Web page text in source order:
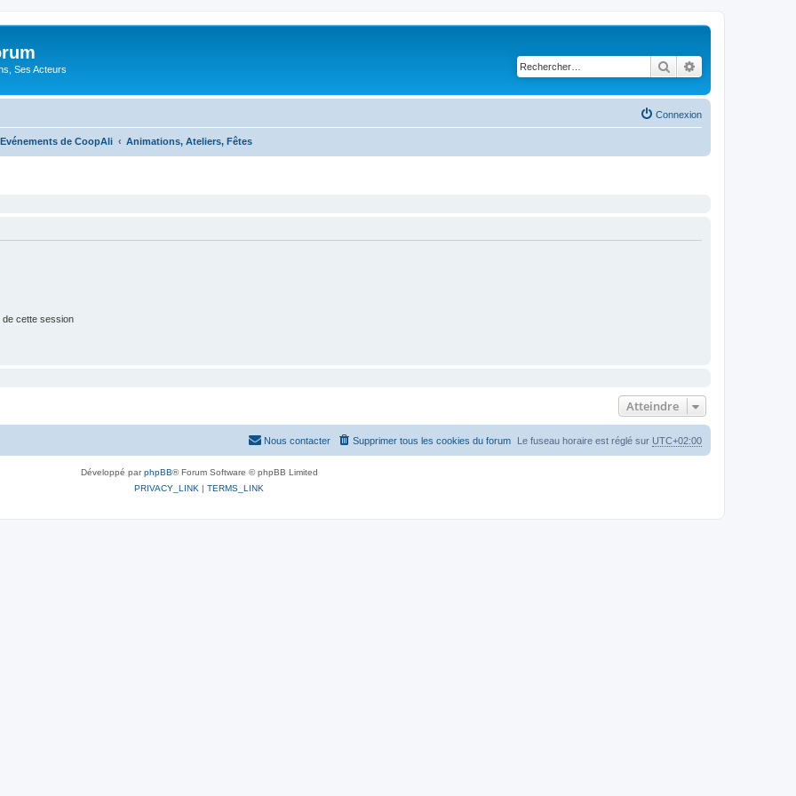
Ses Acteurs Rechercher
Connexion
Evénements de CoopAli Animations, Ateliers, Fêtes
de cette session
Atteindre
Le fuseau horaire est réglé sur UTC+02:00
Supprimer tous les cookies du forum
Nous contacter
Développé parphpBB® Forum Software © phpBB Limited
PRIVACY_LINK | TERMS_LINK